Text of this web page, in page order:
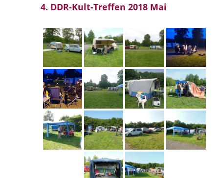
4. DDR-Kult-Treffen 2018 Mai